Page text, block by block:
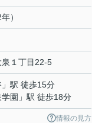
）
１丁目22-5
」駅 徒歩15分
園 」駅 徒歩18分
情報の見方